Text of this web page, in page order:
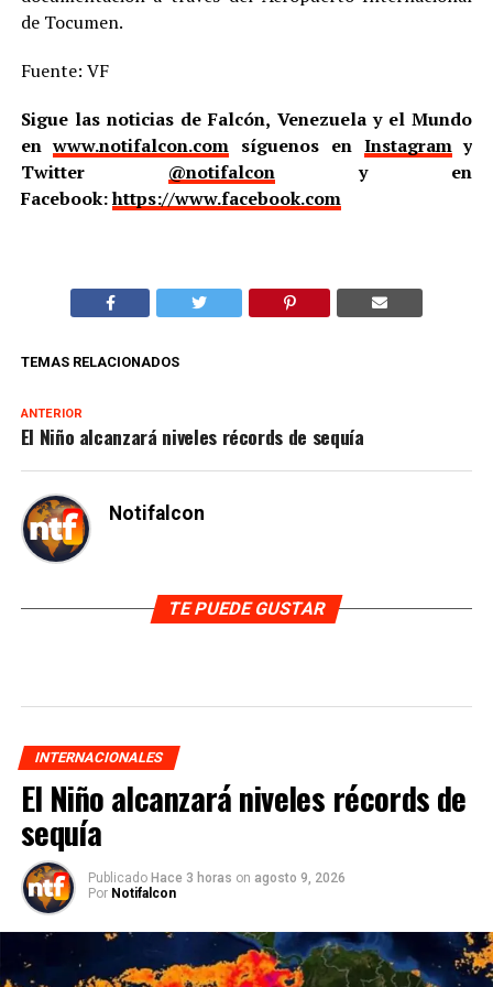
de Tocumen.
Fuente: VF
Sigue las noticias de Falcón, Venezuela y el Mundo
enwww.notifalcon.com síguenos en Instagramy
Twitter @notifalcony en
Facebook:https://www.facebook.com
TEMAS RELACIONADOS
ANTERIOR
El Niño alcanzará niveles récords de sequía
Notifalcon
TE PUEDE GUSTAR
INTERNACIONALES
El Niño alcanzará niveles récords de
sequía
Publicado Hace 3 horas on agosto 9, 2026
Por Notifalcon